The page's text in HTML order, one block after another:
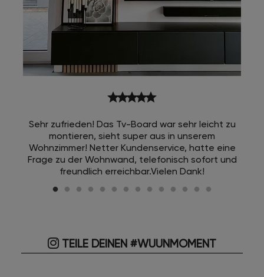
starstarstarstarstar
Sehr zufrieden! Das Tv-Board war sehr leicht zu
montieren, sieht super aus in unserem
Wohnzimmer! Netter Kundenservice, hatte eine
Frage zu der Wohnwand, telefonisch sofort und
freundlich erreichbar.Vielen Dank!
TEILE DEINEN #WUUNMOMENT